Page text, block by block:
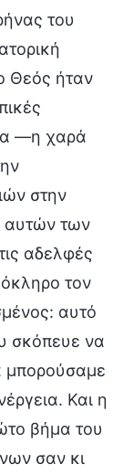
του
Θεός ήταν
—η χαρά
στην
αυτών των
αδελφές
τον
αυτό
σκόπευε να
μπορούσαμε
Και η
βήμα του
σαν κι